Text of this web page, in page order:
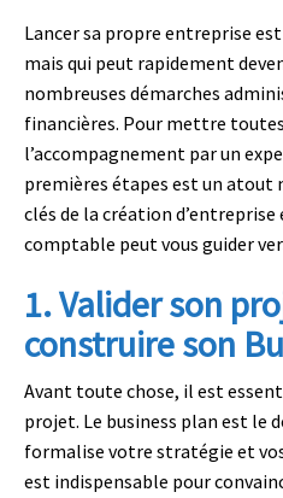
Lancer sa propre entreprise
mais qui peut rapidement
nombreuses démarches
financières. Pour mettre
l’accompagnement par un
premières étapes est un atout
clés de la création d’entreprise
comptable peut vous guider
1. Valider son
construire son
Avant toute chose, il est
projet. Le business plan est le
formalise votre stratégie et
est indispensable pour